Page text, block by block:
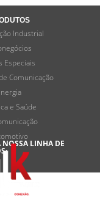
Industrial
Especiais
Comunicação
e Saúde
NOSSA LINHA DE